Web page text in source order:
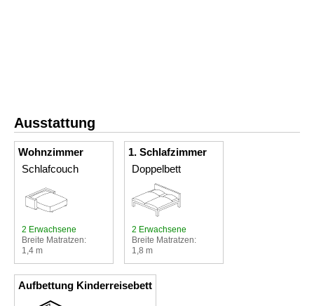
Ausstattung
Wohnzimmer
Schlafcouch
2 Erwachsene
Breite Matratzen:
1,4 m
1. Schlafzimmer
Doppelbett
2 Erwachsene
Breite Matratzen:
1,8 m
Aufbettung Kinderreisebett